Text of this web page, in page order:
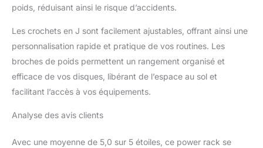
poids, réduisant ainsi le risque d’accidents.
Les crochets en J sont facilement ajustables, offrant ainsi une
personnalisation rapide et pratique de vos routines. Les
broches de poids permettent un rangement organisé et
efficace de vos disques, libérant de l’espace au sol et
facilitant l’accès à vos équipements.
Analyse des avis clients
Avec une moyenne de 5,0 sur 5 étoiles, ce power rack se